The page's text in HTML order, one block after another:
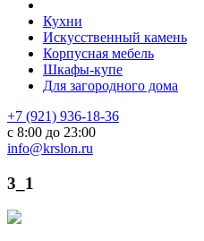
Кухни
Искусственный камень
Корпусная мебель
Шкафы-купе
Для загородного дома
+7 (921) 936-18-36
с 8:00 до 23:00
info@krslon.ru
3_1